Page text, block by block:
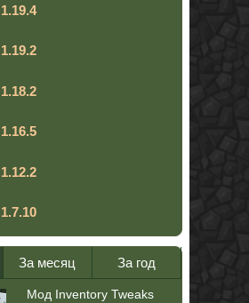
За месяц За год
Мод Inventory Tweaks